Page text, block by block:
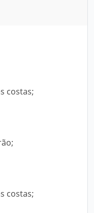
costas;
costas;